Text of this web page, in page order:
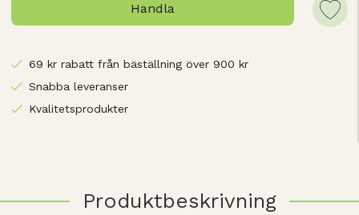
Handla
69 kr rabatt från bäställning över 900 kr
Snabba leveranser
Kvalitetsprodukter
Produktbeskrivning